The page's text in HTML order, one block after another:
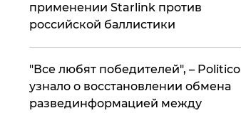
применении Starlink против
российской баллистики
​"Все любят победителей", – Politico
узнало о восстановлении обмена
развединформацией между